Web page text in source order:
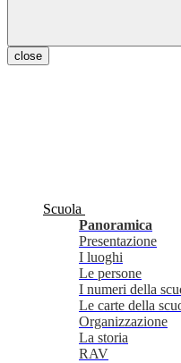
close
Scuola
Panoramica
Presentazione
I luoghi
Le persone
I numeri della
Le carte della
Organizzazione
La storia
RAV